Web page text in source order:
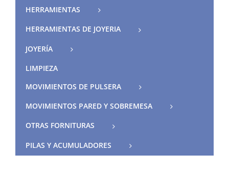
HERRAMIENTAS
HERRAMIENTAS DE JOYERIA
JOYERÍA
LIMPIEZA
MOVIMIENTOS DE PULSERA
MOVIMIENTOS PARED Y SOBREMESA
OTRAS FORNITURAS
PILAS Y ACUMULADORES